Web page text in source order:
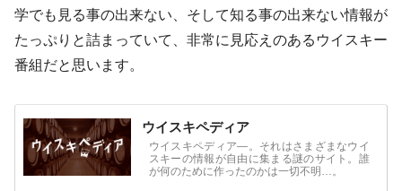
学でも見る事の出来ない、そして知る事の出来ない情報が
たっぷりと詰まっていて、非常に見応えのあるウイスキー
番組だと思います。
ウイスキペディア
ウイスキペディア―。それはさまざまなウイ
スキーの情報が自由に集まる謎のサイト。誰
が何のために作ったのかは一切不明…。